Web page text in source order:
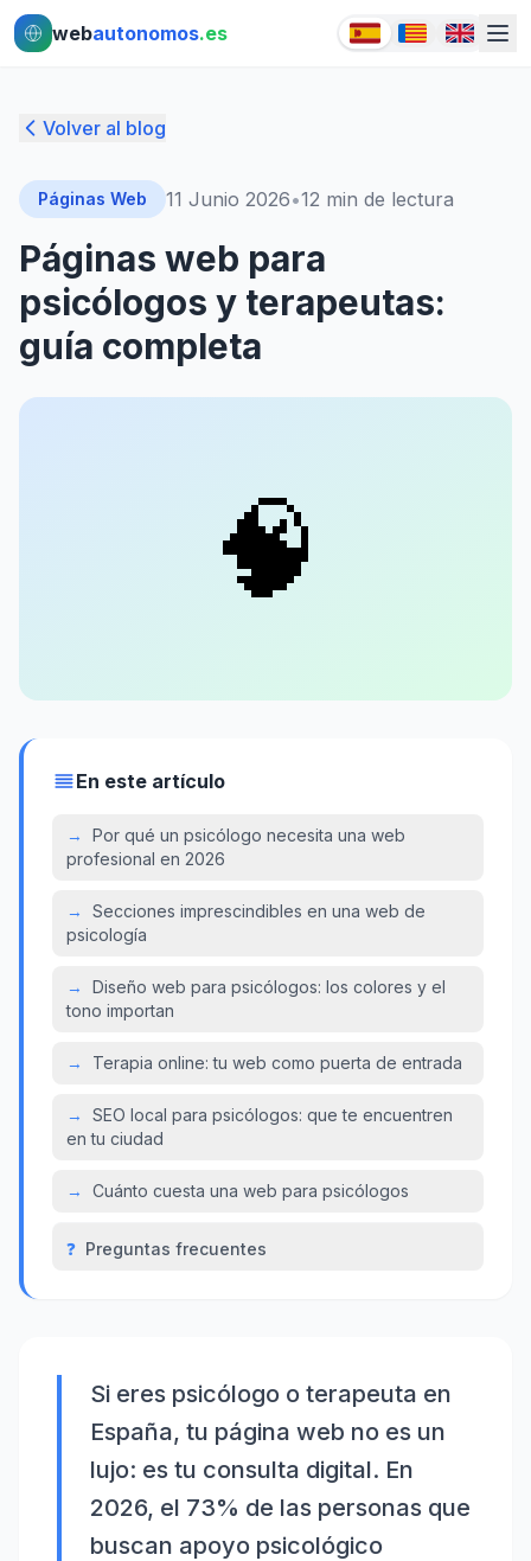
Ir al contenido principal
Ir al contenido principal
webautonomos.es
Volver al blog
Páginas Web 11 Junio 2026•12 min de lectura
Páginas web para
psicólogos y terapeutas:
guía completa
🧠
En este artículo
→
Por qué un psicólogo necesita una web
profesional en 2026
→
Secciones imprescindibles en una web de
psicología
→
Diseño web para psicólogos: los colores y el
tono importan
→ Terapia online: tu web como puerta de entrada
→
SEO local para psicólogos: que te encuentren
en tu ciudad
→ Cuánto cuesta una web para psicólogos
❓ Preguntas frecuentes
Si eres psicólogo o terapeuta en
España, tu página web no es un
lujo: es tu consulta digital. En
2026, el 73% de las personas que
buscan apoyo psicológico